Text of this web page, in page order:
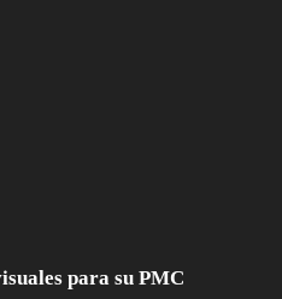
para su PMC